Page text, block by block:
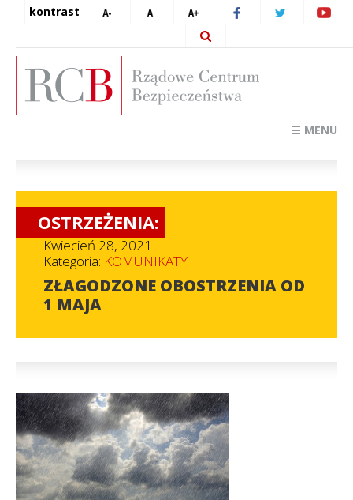
kontrast
☰ MENU
OSTRZEŻENIA:
Kwiecień 28, 2021
Kategoria: KOMUNIKATY
ZŁAGODZONE OBOSTRZENIA OD
1 MAJA